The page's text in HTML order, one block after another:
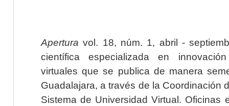
Apertura vol. 18, núm. 1, abril -
científica especializada en
virtuales que se publica de manera
Guadalajara, a través de la Coordinación
Sistema de Universidad Virtual. Oficinas